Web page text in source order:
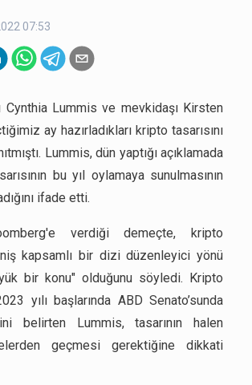
07:53
Cynthia Lummis ve mevkidaşı Kirsten
ay hazırladıkları kripto tasarısını
Lummis, dün yaptığı açıklamada
bu yıl oylamaya sunulmasının
ifade etti.
verdiği demeçte, kripto
kapsamlı bir dizi düzenleyici yönü
bir konu" olduğunu söyledi. Kripto
yılı başlarında ABD Senato’sunda
belirten Lummis, tasarının halen
geçmesi gerektiğine dikkati